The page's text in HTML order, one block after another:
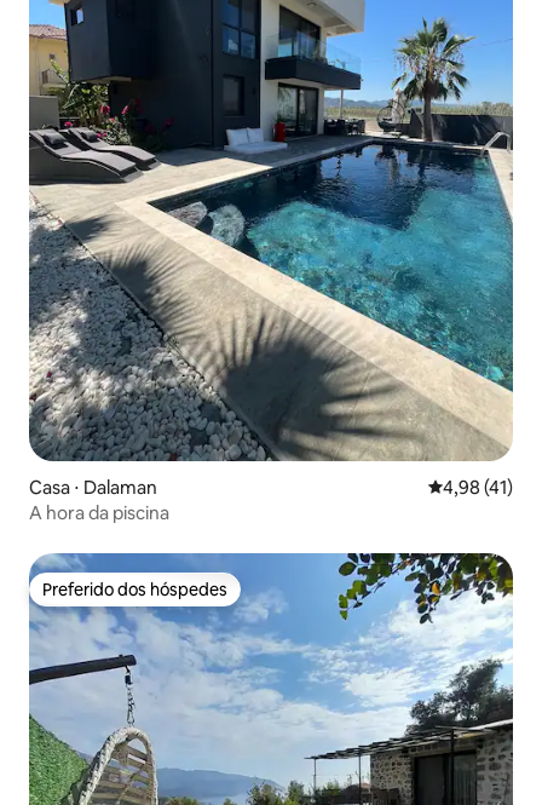
Casa ⋅ Dalaman 4,98 de uma
4,98 (41)
A hora da piscina
Preferido dos hóspedes
Preferido dos hóspedes